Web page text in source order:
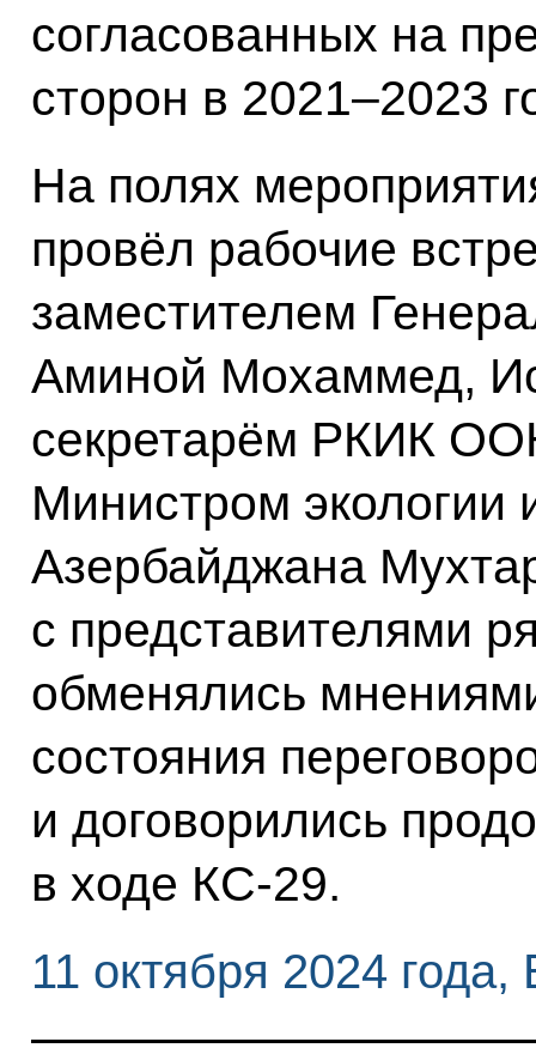
согласованных на
сторон в 2021–2023
На полях
провёл рабочие
заместителем
Аминой Мохаммед,
секретарём РКИК
Министром экологии
Азербайджана
с представителями
обменялись
состояния
и договорились
в ходе КС-29.
11 октября 2024 года,